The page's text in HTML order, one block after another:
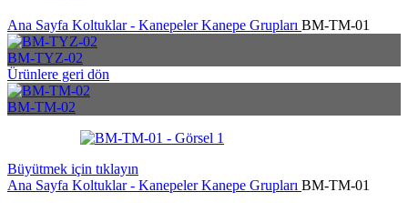
Ana Sayfa Koltuklar - KanepelerKanepe Grupları BM-TM-01
BM-TYZ-02
Ürünlere geri dön
BM-TM-02
Büyütmek için tıklayın
Ana Sayfa Koltuklar - KanepelerKanepe Grupları BM-TM-01